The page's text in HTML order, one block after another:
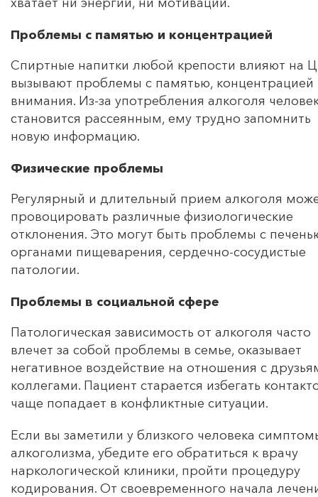
Проблемы с памятью и концентрацией
Спиртные напитки любой крепости влияют на
вызывают проблемы с памятью, концентрацией
внимания. Из-за употребления алкоголя
становится рассеянным, ему трудно запомнить
новую информацию.
Физические проблемы
Регулярный и длительный прием алкоголя
провоцировать различные физиологические
отклонения. Это могут быть проблемы с
органами пищеварения, сердечно-сосудистые
патологии.
Проблемы в социальной сфере
Патологическая зависимость от алкоголя часто
влечет за собой проблемы в семье, оказывает
негативное воздействие на отношения с
коллегами. Пациент старается избегать
чаще попадает в конфликтные ситуации.
Если вы заметили у близкого человека
алкоголизма, убедите его обратиться к врачу
наркологической клиники, пройти процедуру
кодирования. От своевременного начала